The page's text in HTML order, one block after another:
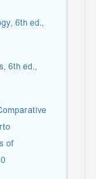
6th ed.,
6th ed.,
of